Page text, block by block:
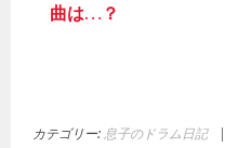
曲は…？
カテゴリー: 息子のドラム日記